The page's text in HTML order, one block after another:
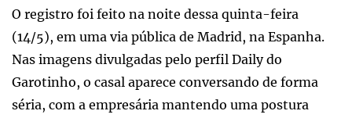
O registro foi feito na noite dessa quinta-feira
(14/5), em uma via pública de Madrid, na Espanha.
Nas imagens divulgadas pelo perfil Daily do
Garotinho, o casal aparece conversando de forma
séria, com a empresária mantendo uma postura